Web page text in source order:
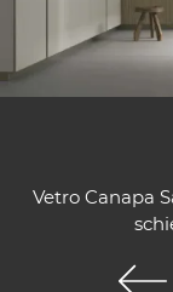
Vetro Canapa